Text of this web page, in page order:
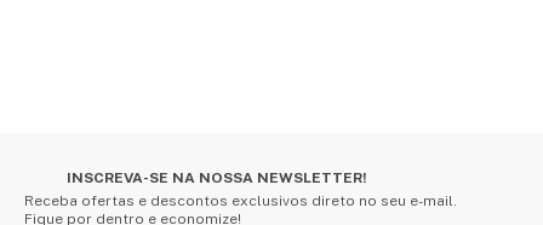
INSCREVA-SE NA NOSSA NEWSLETTER!
Receba ofertas e descontos exclusivos direto no seu e-mail.
Fique por dentro e economize!